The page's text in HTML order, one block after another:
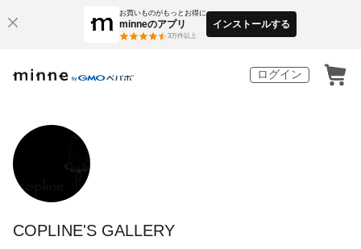
お買いものがもっとお得に
minneのアプリ
3万件以上
インストールする
ログイン
COPLINE'S GALLERY